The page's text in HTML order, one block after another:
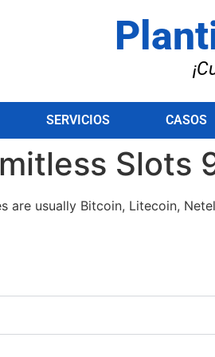
SERVICIOS CASOS
Slots
are usually Bitcoin, Litecoin,